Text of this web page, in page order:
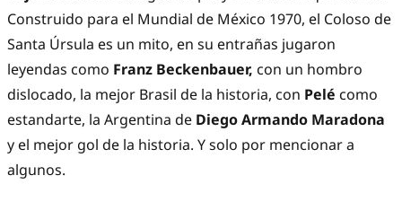
Construido para el Mundial de México 1970, el Coloso de
Santa Úrsula es un mito, en su entrañas jugaron
leyendas como Franz Beckenbauer, con un hombro
dislocado, la mejor Brasil de la historia, con Pelé como
estandarte, la Argentina de Diego Armando Maradona
y el mejor gol de la historia. Y solo por mencionar a
algunos.